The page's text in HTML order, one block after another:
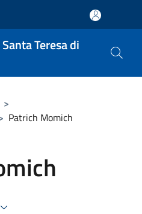
Teresa di
>
Patrich Momich